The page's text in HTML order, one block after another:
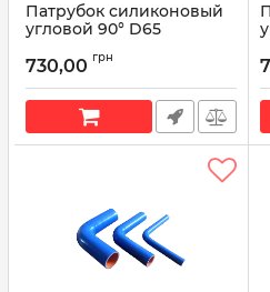
Патрубок силиконовый
угловой 90° D65
Артикул: 90° D65 L200*200
730,00 грн